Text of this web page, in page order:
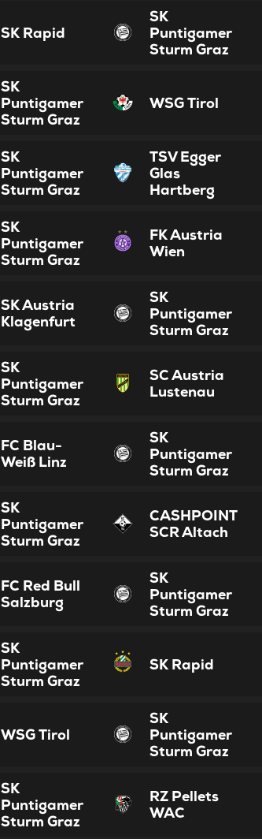
SK Rapid
SK
Puntigamer
Sturm Graz
SK
Puntigamer
Sturm Graz
WSG Tirol
SK
Puntigamer
Sturm Graz
TSV Egger
Glas
Hartberg
SK
Puntigamer
Sturm Graz
FK Austria
Wien
SK Austria
Klagenfurt
SK
Puntigamer
Sturm Graz
SK
Puntigamer
Sturm Graz
SC Austria
Lustenau
FC Blau-
Weiß Linz
SK
Puntigamer
Sturm Graz
SK
Puntigamer
Sturm Graz
CASHPOINT
SCR Altach
FC Red Bull
Salzburg
SK
Puntigamer
Sturm Graz
SK
Puntigamer
Sturm Graz
SK Rapid
WSG Tirol
SK
Puntigamer
Sturm Graz
SK
Puntigamer
Sturm Graz
RZ Pellets
WAC